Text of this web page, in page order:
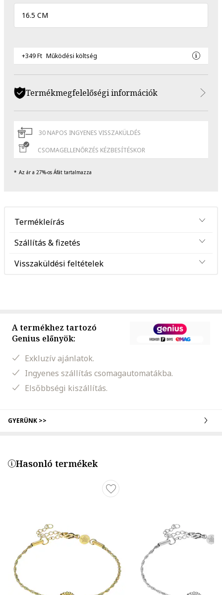
16.5 CM
+349 Ft Működési költség
Termékmegfelelőségi információk
30 NAPOS INGYENES VISSZAKÜLDÉS
CSOMAGELLENŐRZÉS KÉZBESÍTÉSKOR
Az ár a 27%-os Áfát tartalmazza
Termékleírás
Szállítás & fizetés
Visszaküldési feltételek
A termékhez tartozó
Genius előnyök:
Exkluzív ajánlatok.
Ingyenes szállítás csomagautomatákba.
Elsőbbségi kiszállítás.
GYERÜNK >>
Hasonló termékek